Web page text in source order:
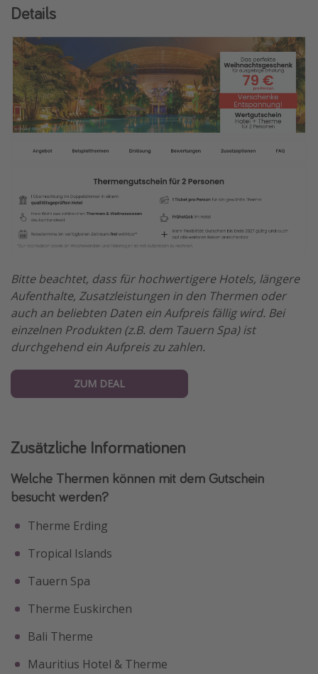
Details
Bitte beachtet, dass für hochwertigere Hotels, längere
Aufenthalte, Zusatzleistungen in den Thermen oder
auch an beliebten Daten ein Aufpreis fällig wird. Bei
einzelnen Produkten (z.B. dem Tauern Spa) ist
durchgehend ein Aufpreis zu zahlen.
ZUM DEAL
Zusätzliche Informationen
Welche Thermen können mit dem Gutschein
besucht werden?
Therme Erding
Tropical Islands
Tauern Spa
Therme Euskirchen
Bali Therme
Mauritius Hotel & Therme